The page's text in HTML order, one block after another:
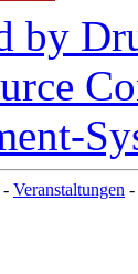
- Veranstaltungen -